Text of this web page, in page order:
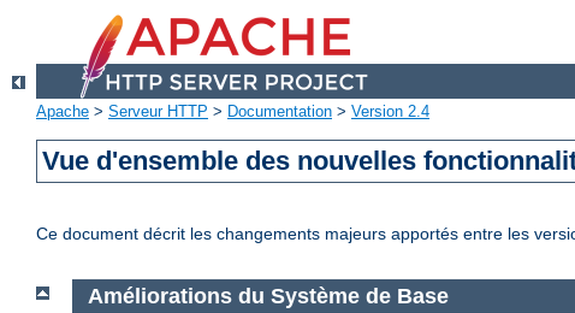
Apache > Serveur HTTP > Documentation > Version 2.4
Vue d'ensemble des nouvelles
Ce document décrit les changements majeurs apportés entre les
Améliorations du Système de Base